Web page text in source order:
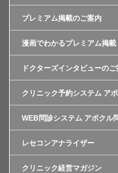
プレミアム掲載のご案内
漫画でわかるプレミアム掲載
ドクターズインタビューの
クリニック予約システム ア
WEB問診システム アポクル
レセコンアナライザー
クリニック経営マガジン